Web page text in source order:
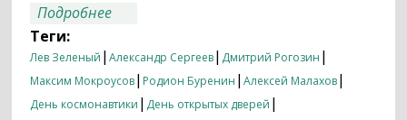
Подробнее
Теги:
Лев Зеленый |Александр Сергеев| Дмитрий Рогозин |
Максим Мокроусов| Родион Буренин |Алексей Малахов|
День космонавтики | День открытых дверей |